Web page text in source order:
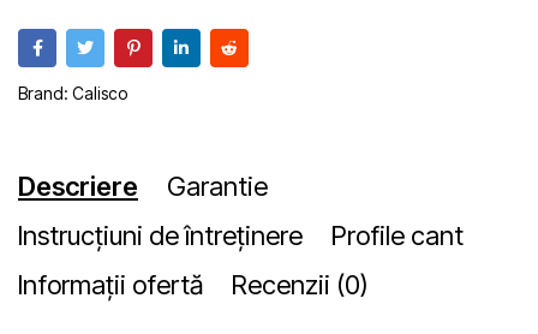
Brand: Calisco
Descriere
Garantie
Instrucțiuni de întreținere
Profile cant
Informații ofertă
Recenzii (0)